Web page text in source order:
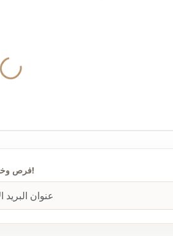
الخصر
الاستخدام
Yukleniyor...
فرص وخصومات سوبر!